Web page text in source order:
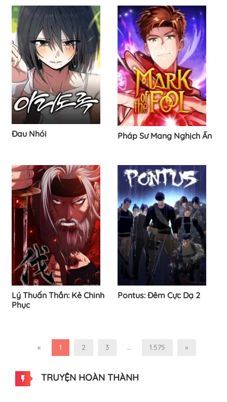
Đau Nhói Pháp Sư Mang Nghịch Ấn
Lý Thuấn Thần: Kẻ Chinh
Phục
Pontus: Đêm Cực Dạ 2
« 1 2 3 … 1.575 »
TRUYỆN HOÀN THÀNH